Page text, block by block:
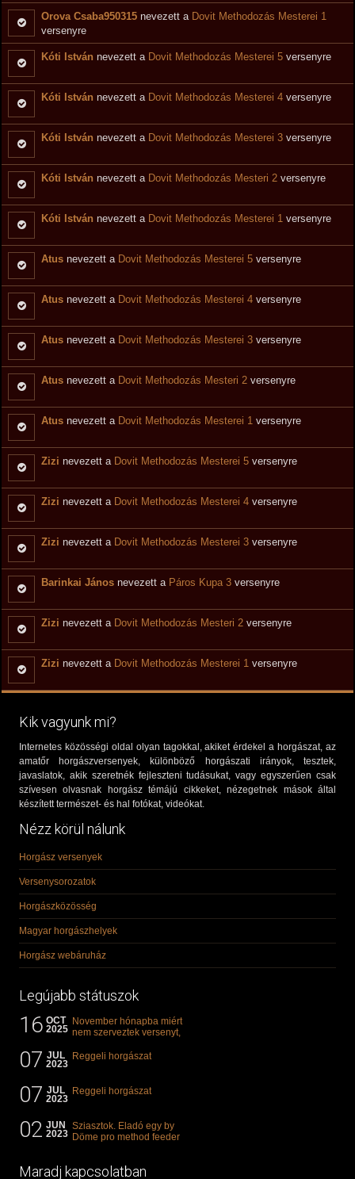
Orova Csaba950315 nevezett a Dovit Methodozás Mesterei 1
versenyre
Kóti István nevezett a Dovit Methodozás Mesterei 5 versenyre
Kóti István nevezett a Dovit Methodozás Mesterei 4 versenyre
Kóti István nevezett a Dovit Methodozás Mesterei 3 versenyre
Kóti István nevezett a Dovit Methodozás Mesteri 2 versenyre
Kóti István nevezett a Dovit Methodozás Mesterei 1 versenyre
Atus nevezett a Dovit Methodozás Mesterei 5 versenyre
Atus nevezett a Dovit Methodozás Mesterei 4 versenyre
Atus nevezett a Dovit Methodozás Mesterei 3 versenyre
Atus nevezett a Dovit Methodozás Mesteri 2 versenyre
Atus nevezett a Dovit Methodozás Mesterei 1 versenyre
Zizi nevezett a Dovit Methodozás Mesterei 5 versenyre
Zizi nevezett a Dovit Methodozás Mesterei 4 versenyre
Zizi nevezett a Dovit Methodozás Mesterei 3 versenyre
Barinkai János nevezett a Páros Kupa 3 versenyre
Zizi nevezett a Dovit Methodozás Mesteri 2 versenyre
Zizi nevezett a Dovit Methodozás Mesterei 1 versenyre
Kik vagyunk mi?
Internetes közösségi oldal olyan tagokkal, akiket érdekel a horgászat, az
amatőr horgászversenyek, különböző horgászati irányok, tesztek,
javaslatok, akik szeretnék fejleszteni tudásukat, vagy egyszerűen csak
szívesen olvasnak horgász témájú cikkeket, nézegetnek mások által
készített természet- és hal fotókat, videókat.
Nézz körül nálunk
Horgász versenyek
Versenysorozatok
Horgászközösség
Magyar horgászhelyek
Horgász webáruház
Legújabb státuszok
16 OCT
2025
November hónapba miért
nem szerveztek versenyt,
"kárászos"...
07 JUL
2023
Reggeli horgászat
07 JUL
2023
Reggeli horgászat
02 JUN
2023
Sziasztok. Eladó egy by
Döme pro method feeder
Maradj kapcsolatban